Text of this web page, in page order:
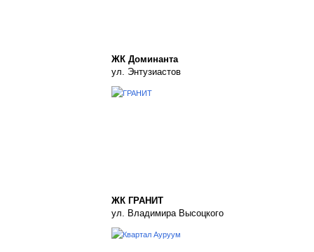
ЖК Доминанта
ул. Энтузиастов
ЖК ГРАНИТ
ул. Владимира Высоцкого